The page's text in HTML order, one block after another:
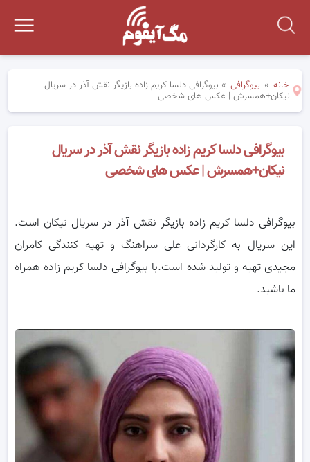
خانه » بیوگرافی » بیوگرافی دلسا کریم زاده بازیگر نقش آذر در سریال
نیکان+همسرش | عکس های شخصی
بیوگرافی دلسا کریم زاده بازیگر نقش آذر در سریال
نیکان+همسرش | عکس های شخصی
بیوگرافی دلسا کریم زاده بازیگر نقش آذر در سریال نیکان است.
این سریال به کارگردانی علی سراهنگ و تهیه‌ کنندگی کامران
مجیدی تهیه و تولید شده است.با بیوگرافی دلسا کریم زاده همراه
ما باشید.